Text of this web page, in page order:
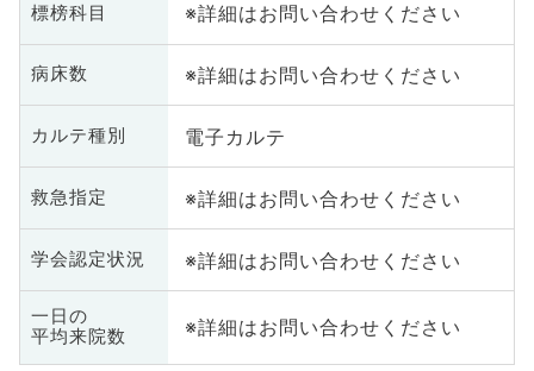
標榜科目 ※詳細はお問い合わせください
病床数 ※詳細はお問い合わせください
カルテ種別 電子カルテ
救急指定 ※詳細はお問い合わせください
学会認定状況 ※詳細はお問い合わせください
一日の
平均来院数
※詳細はお問い合わせください